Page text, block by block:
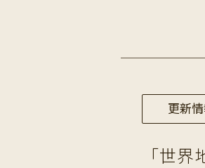
更新
「世